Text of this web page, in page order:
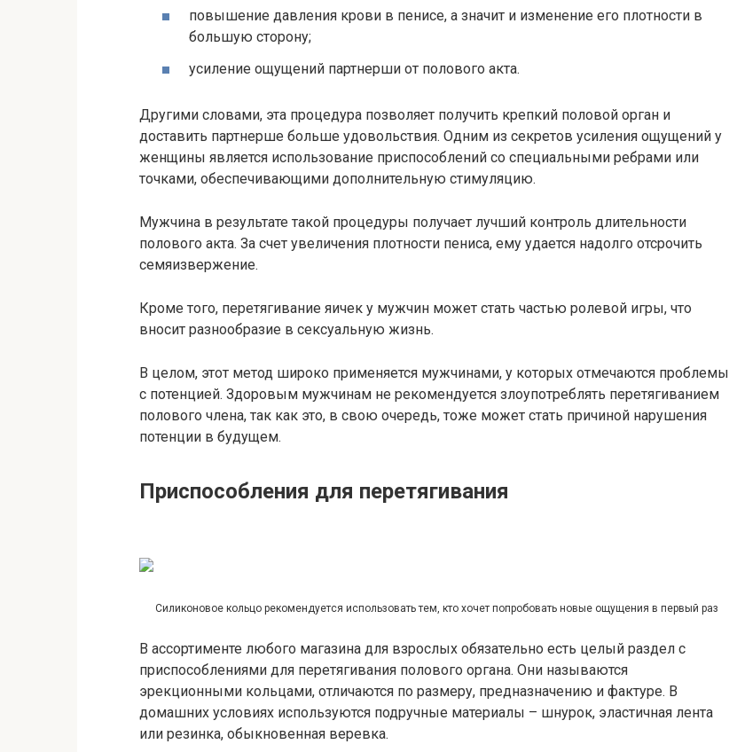
повышение давления крови в пенисе, а значит и изменение его плотности в
большую сторону;
усиление ощущений партнерши от полового акта.
Другими словами, эта процедура позволяет получить крепкий половой орган и
доставить партнерше больше удовольствия. Одним из секретов усиления ощущений у
женщины является использование приспособлений со специальными ребрами или
точками, обеспечивающими дополнительную стимуляцию.
Мужчина в результате такой процедуры получает лучший контроль длительности
полового акта. За счет увеличения плотности пениса, ему удается надолго отсрочить
семяизвержение.
Кроме того, перетягивание яичек у мужчин может стать частью ролевой игры, что
вносит разнообразие в сексуальную жизнь.
В целом, этот метод широко применяется мужчинами, у которых отмечаются проблемы
с потенцией. Здоровым мужчинам не рекомендуется злоупотреблять перетягиванием
полового члена, так как это, в свою очередь, тоже может стать причиной нарушения
потенции в будущем.
Приспособления для перетягивания
Силиконовое кольцо рекомендуется использовать тем, кто хочет попробовать новые ощущения в первый раз
В ассортименте любого магазина для взрослых обязательно есть целый раздел с
приспособлениями для перетягивания полового органа. Они называются
эрекционными кольцами, отличаются по размеру, предназначению и фактуре. В
домашних условиях используются подручные материалы – шнурок, эластичная лента
или резинка, обыкновенная веревка.